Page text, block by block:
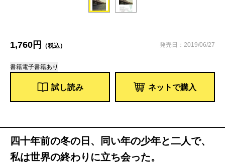
1,760円 （税込） 発売日：2019/06/27
書籍電子書籍あり
試し読み ネットで購入
四十年前の冬の日、同い年の少年と二人で、
私は世界の終わりに立ち会った。